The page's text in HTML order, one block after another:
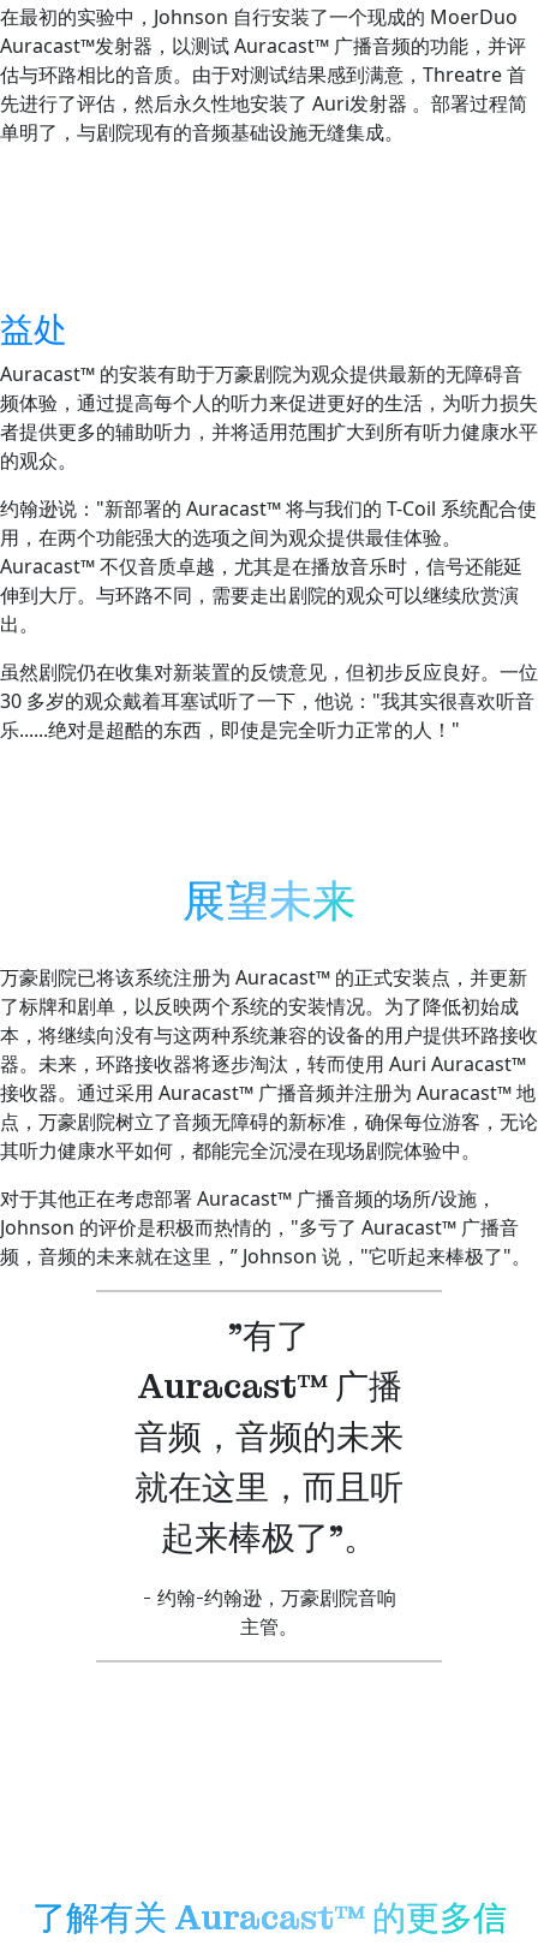
在最初的实验中，Johnson 自行安装了一个现成的 MoerDuo
Auracast™发射器，以测试 Auracast™ 广播音频的功能，并评
估与环路相比的音质。由于对测试结果感到满意，Threatre 首
先进行了评估，然后永久性地安装了 Auri发射器 。部署过程简
单明了，与剧院现有的音频基础设施无缝集成。
益处
Auracast™ 的安装有助于万豪剧院为观众提供最新的无障碍音
频体验，通过提高每个人的听力来促进更好的生活，为听力损失
者提供更多的辅助听力，并将适用范围扩大到所有听力健康水平
的观众。
约翰逊说："新部署的 Auracast™ 将与我们的 T-Coil 系统配合使
用，在两个功能强大的选项之间为观众提供最佳体验。
Auracast™ 不仅音质卓越，尤其是在播放音乐时，信号还能延
伸到大厅。与环路不同，需要走出剧院的观众可以继续欣赏演
出。
虽然剧院仍在收集对新装置的反馈意见，但初步反应良好。一位
30 多岁的观众戴着耳塞试听了一下，他说："我其实很喜欢听音
乐......绝对是超酷的东西，即使是完全听力正常的人！"
展望未来
万豪剧院已将该系统注册为 Auracast™ 的正式安装点，并更新
了标牌和剧单，以反映两个系统的安装情况。为了降低初始成
本，将继续向没有与这两种系统兼容的设备的用户提供环路接收
器。未来，环路接收器将逐步淘汰，转而使用 Auri Auracast™
接收器。通过采用 Auracast™ 广播音频并注册为 Auracast™ 地
点，万豪剧院树立了音频无障碍的新标准，确保每位游客，无论
其听力健康水平如何，都能完全沉浸在现场剧院体验中。
对于其他正在考虑部署 Auracast™ 广播音频的场所/设施，
Johnson 的评价是积极而热情的，"多亏了 Auracast™ 广播音
频，音频的未来就在这里，ˮ Johnson 说，"它听起来棒极了"。
"有了
Auracast™ 广播
音频，音频的未来
就在这里，而且听
起来棒极了"。
- 约翰-约翰逊，万豪剧院音响
主管。
了解有关 Auracast™ 的更多信